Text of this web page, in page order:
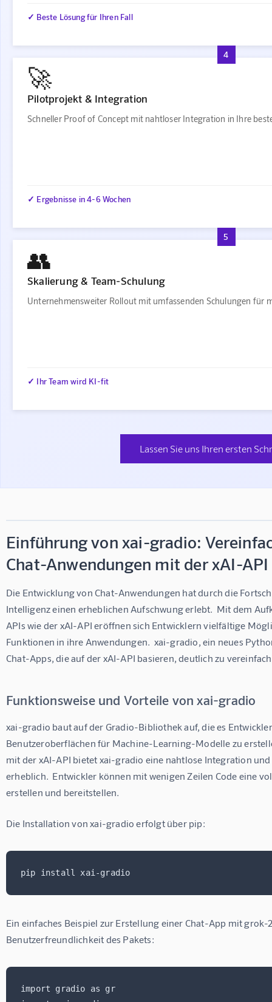
✓ Beste Lösung für Ihren Fall
4
🚀
Pilotprojekt & Integration
Schneller Proof of Concept mit nahtloser Integration in Ihre
✓ Ergebnisse in 4-6 Wochen
5
👥
Skalierung & Team-Schulung
Unternehmensweiter Rollout mit umfassenden Schulungen für
✓ Ihr Team wird KI-fit
Lassen Sie uns Ihren ersten
Einführung von xai-gradio:
Chat-Anwendungen mit der xAI-API
Die Entwicklung von Chat-Anwendungen hat durch die
Intelligenz einen erheblichen Aufschwung erlebt.  Mit dem
APIs wie der xAI-API eröffnen sich Entwicklern vielfältige
Funktionen in ihre Anwendungen.  xai-gradio, ein neues
Chat-Apps, die auf der xAI-API basieren, deutlich zu
Funktionsweise und Vorteile von xai-gradio
xai-gradio baut auf der Gradio-Bibliothek auf, die es
Benutzeroberflächen für Machine-Learning-Modelle zu
mit der xAI-API bietet xai-gradio eine nahtlose Integration
erheblich.  Entwickler können mit wenigen Zeilen Code eine
erstellen und bereitstellen.
Die Installation von xai-gradio erfolgt über pip:
Ein einfaches Beispiel zur Erstellung einer Chat-App mit grok-
Benutzerfreundlichkeit des Pakets:
import gradio as gr